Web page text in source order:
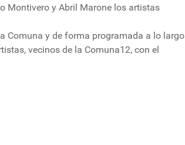
Montivero y Abril Marone los artistas
Comuna y de forma programada a lo largo
vecinos de la Comuna12, con el